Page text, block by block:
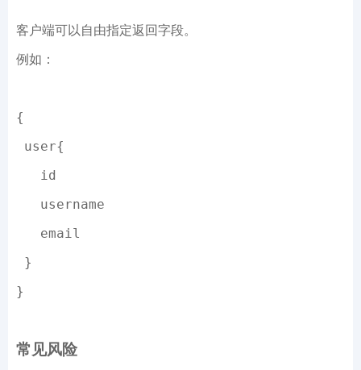
客户端可以自由指定返回字段。
例如：
{
user{
   id
   username
   email
}
}
常见风险